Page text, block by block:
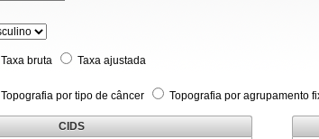
Taxa bruta Taxa ajustada
Topografia por tipo de câncer Topografia por agrupamento
CIDS